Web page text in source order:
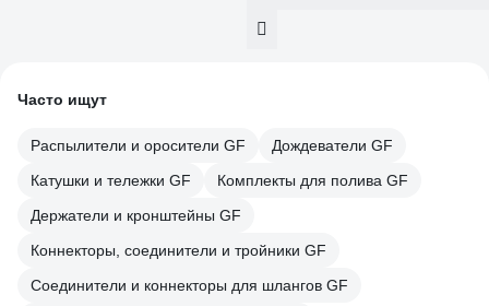
Часто ищут
Распылители и оросители GF
Дождеватели GF
Катушки и тележки GF
Комплекты для полива GF
Держатели и кронштейны GF
Коннекторы, соединители и тройники GF
Соединители и коннекторы для шлангов GF